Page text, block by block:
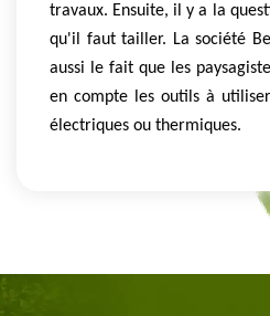
travaux. Ensuite, il y a la
qu'il faut tailler. La société
aussi le fait que les
en compte les outils à
électriques ou thermiques.